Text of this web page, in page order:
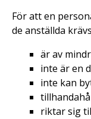
För att en
de anställda
är av
inte är en
inte kan
riktar sig